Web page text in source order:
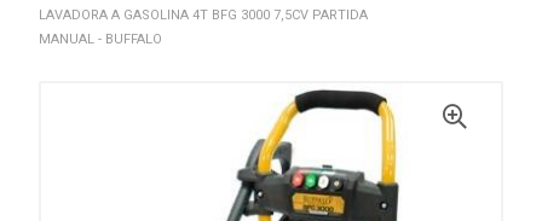
LAVADORA A GASOLINA 4T BFG 3000 7,5CV PARTIDA
MANUAL - BUFFALO